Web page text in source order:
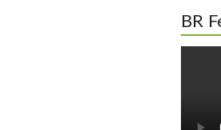
BR